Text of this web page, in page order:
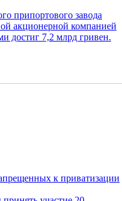
припортового завода
акционерной компанией
достиг 7,2 млрд гривен.
к приватизации